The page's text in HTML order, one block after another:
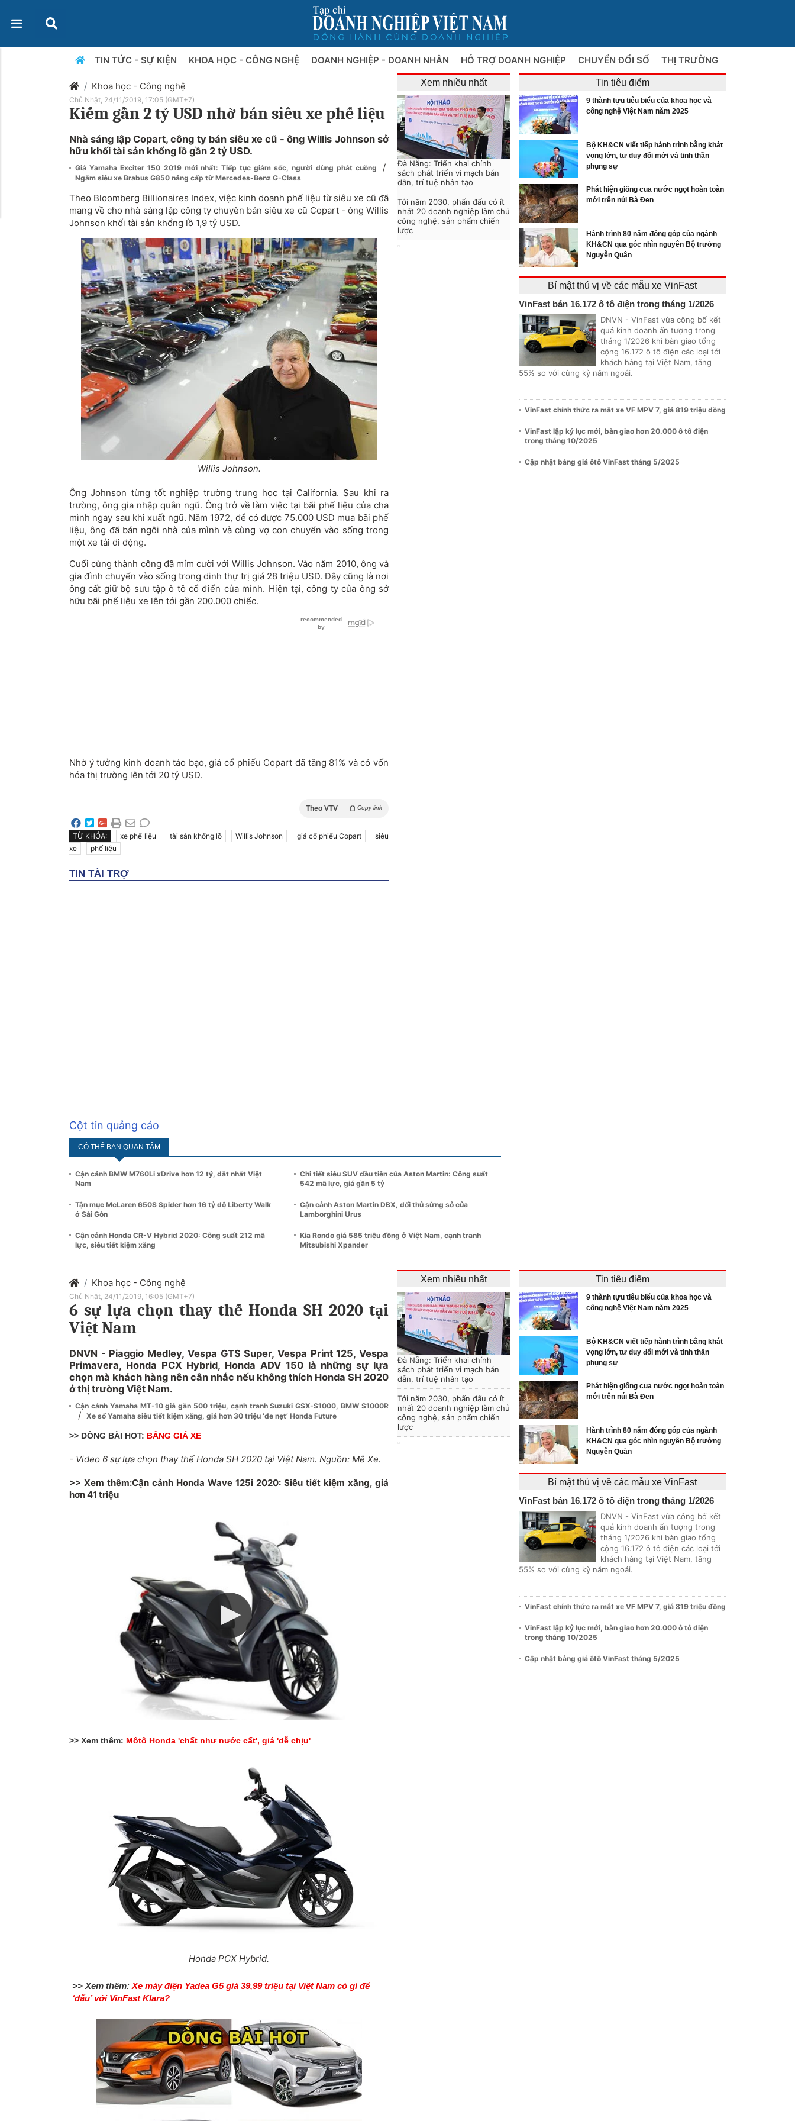
TIN TỨC - SỰ KIỆN KHOA HỌC - CÔNG NGHỆ DOANH NGHIỆP - DOANH NHÂN HỖ TRỢ DOANH NGHIỆP CHUYỂN ĐỔI SỐ THỊ TRƯỜNG
Khoa học - Công nghệ
Chủ Nhật, 24/11/2019, 17:05 (GMT+7)
Kiếm gần 2 tỷ USD nhờ bán siêu xe phế liệu
Nhà sáng lập Copart, công ty bán siêu xe cũ - ông Willis Johnson sở
hữu khối tài sản khổng lồ gần 2 tỷ USD.
Giá Yamaha Exciter 150 2019 mới nhất: Tiếp tục giảm sốc, người dùng phát cuồng /
Ngắm siêu xe Brabus G850 nâng cấp từ Mercedes-Benz G-Class
Theo Bloomberg Billionaires Index, việc kinh doanh phế liệu từ siêu xe cũ đã
mang về cho nhà sáng lập công ty chuyên bán siêu xe cũ Copart - ông Willis
Johnson khối tài sản khổng lồ 1,9 tỷ USD.
Willis Johnson.
Ông Johnson từng tốt nghiệp trường trung học tại California. Sau khi ra
trường, ông gia nhập quân ngũ. Ông trở về làm việc tại bãi phế liệu của cha
mình ngay sau khi xuất ngũ. Năm 1972, để có được 75.000 USD mua bãi phế
liệu, ông đã bán ngôi nhà của mình và cùng vợ con chuyển vào sống trong
một xe tải di động.
Cuối cùng thành công đã mỉm cười với Willis Johnson. Vào năm 2010, ông và
gia đình chuyển vào sống trong dinh thự trị giá 28 triệu USD. Đây cũng là nơi
ông cất giữ bộ sưu tập ô tô cổ điển của mình. Hiện tại, công ty của ông sở
hữu bãi phế liệu xe lên tới gần 200.000 chiếc.
Nhờ ý tưởng kinh doanh táo bạo, giá cổ phiếu Copart đã tăng 81% và có vốn
hóa thị trường lên tới 20 tỷ USD.
Theo VTV Copy link
TỪ KHÓA: xe phế liệu tài sản khổng lồ Willis Johnson giá cổ phiếu Copart
siêu
xe
phế liệu
Xem nhiều nhất
Đà Nẵng: Triển khai chính
sách phát triển vi mạch bán
dẫn, trí tuệ nhân tạo
Tới năm 2030, phấn đấu có ít
nhất 20 doanh nghiệp làm chủ
công nghệ, sản phẩm chiến
lược
Cột tin quảng cáo
CÓ THỂ BẠN QUAN TÂM
Cận cảnh BMW M760Li xDrive hơn 12 tỷ, đắt nhất Việt
Nam
Tận mục McLaren 650S Spider hơn 16 tỷ độ Liberty Walk
ở Sài Gòn
Cận cảnh Honda CR-V Hybrid 2020: Công suất 212 mã
lực, siêu tiết kiệm xăng
Chi tiết siêu SUV đầu tiên của Aston Martin: Công suất
542 mã lực, giá gần 5 tỷ
Cận cảnh Aston Martin DBX, đối thủ sừng sỏ của
Lamborghini Urus
Kia Rondo giá 585 triệu đồng ở Việt Nam, cạnh tranh
Mitsubishi Xpander
Tin tiêu điểm
9 thành tựu tiêu biểu của khoa học và
công nghệ Việt Nam năm 2025
Bộ KH&CN viết tiếp hành trình bằng khát
vọng lớn, tư duy đổi mới và tinh thần
phụng sự
Phát hiện giống cua nước ngọt hoàn toàn
mới trên núi Bà Đen
Hành trình 80 năm đóng góp của ngành
KH&CN qua góc nhìn nguyên Bộ trưởng
Nguyễn Quân
Bí mật thú vị về các mẫu xe VinFast
VinFast bán 16.172 ô tô điện trong tháng 1/2026
DNVN - VinFast vừa công bố kết
quả kinh doanh ấn tượng trong
tháng 1/2026 khi bàn giao tổng
cộng 16.172 ô tô điện các loại tới
khách hàng tại Việt Nam, tăng
55% so với cùng kỳ năm ngoái.
VinFast chính thức ra mắt xe VF MPV 7, giá 819 triệu đồng
VinFast lập kỷ lục mới, bàn giao hơn 20.000 ô tô điện
trong tháng 10/2025
Cập nhật bảng giá ôtô VinFast tháng 5/2025
Khoa học - Công nghệ
Chủ Nhật, 24/11/2019, 16:05 (GMT+7)
6 sự lựa chọn thay thế Honda SH 2020 tại
Việt Nam
DNVN - Piaggio Medley, Vespa GTS Super, Vespa Print 125, Vespa
Primavera, Honda PCX Hybrid, Honda ADV 150 là những sự lựa
chọn mà khách hàng nên cân nhắc nếu không thích Honda SH 2020
ở thị trường Việt Nam.
Cận cảnh Yamaha MT-10 giá gần 500 triệu, cạnh tranh Suzuki GSX-S1000, BMW S1000R
/ Xe số Yamaha siêu tiết kiệm xăng, giá hơn 30 triệu ‘đe nẹt’ Honda Future
>> DÒNG BÀI HOT: BẢNG GIÁ XE
- Video 6 sự lựa chọn thay thếHonda SH 2020 tại Việt Nam. Nguồn: Mê Xe.
>> Xem thêm:Cận cảnh Honda Wave 125i 2020: Siêu tiết kiệm xăng, giá
hơn 41 triệu
>> Xem thêm: Môtô Honda 'chất như nước cất', giá 'dễ chịu'
Honda PCX Hybrid.
>> Xem thêm: Xe máy điện Yadea G5 giá 39,99 triệu tại Việt Nam có gì để
‘đấu’ với VinFast Klara?
Xem nhiều nhất
Đà Nẵng: Triển khai chính
sách phát triển vi mạch bán
dẫn, trí tuệ nhân tạo
Tới năm 2030, phấn đấu có ít
nhất 20 doanh nghiệp làm chủ
công nghệ, sản phẩm chiến
lược
Tin tiêu điểm
9 thành tựu tiêu biểu của khoa học và
công nghệ Việt Nam năm 2025
Bộ KH&CN viết tiếp hành trình bằng khát
vọng lớn, tư duy đổi mới và tinh thần
phụng sự
Phát hiện giống cua nước ngọt hoàn toàn
mới trên núi Bà Đen
Hành trình 80 năm đóng góp của ngành
KH&CN qua góc nhìn nguyên Bộ trưởng
Nguyễn Quân
Bí mật thú vị về các mẫu xe VinFast
VinFast bán 16.172 ô tô điện trong tháng 1/2026
DNVN - VinFast vừa công bố kết
quả kinh doanh ấn tượng trong
tháng 1/2026 khi bàn giao tổng
cộng 16.172 ô tô điện các loại tới
khách hàng tại Việt Nam, tăng
55% so với cùng kỳ năm ngoái.
VinFast chính thức ra mắt xe VF MPV 7, giá 819 triệu đồng
VinFast lập kỷ lục mới, bàn giao hơn 20.000 ô tô điện
trong tháng 10/2025
Cập nhật bảng giá ôtô VinFast tháng 5/2025